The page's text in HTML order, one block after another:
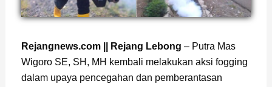
Rejangnews.com || Rejang Lebong – Putra Mas
Wigoro SE, SH, MH kembali melakukan aksi fogging
dalam upaya pencegahan dan pemberantasan